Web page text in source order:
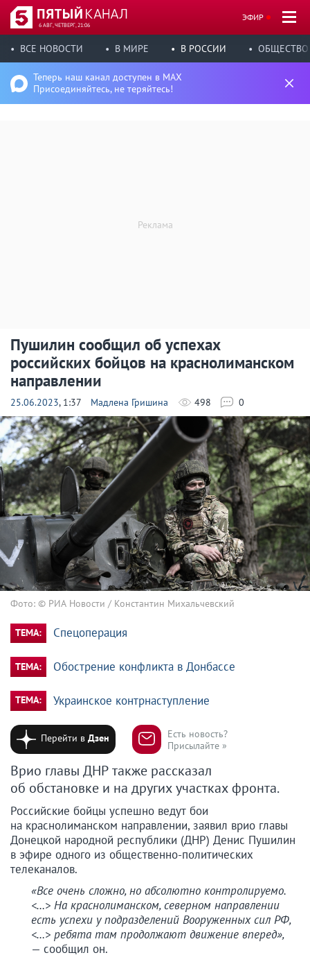
6 АВГ, ЧЕТВЕРГ, 21:06
ЭФИР
ВСЕ НОВОСТИ В МИРЕ В РОССИИ ОБЩЕСТВО
Теперь наш канал доступен в MAX
Присоединяйтесь, не теряйтесь!
Пушилин сообщил об успехах
российских бойцов на краснолиманском
направлении
25.06.2023, 1:37 Мадлена Гришина 498 0
Фото: © РИА Новости / Константин Михальчевский
ТЕМА: Спецоперация
ТЕМА: Обострение конфликта в Донбассе
ТЕМА: Украинское контрнаступление
Перейти вДзен
Есть новость?
Присылайте »
Врио главы ДНР также рассказал
об обстановке и на других участках фронта.
Российские бойцы успешно ведут бои
на краснолиманском направлении, заявил врио главы
Донецкой народной республики (ДНР) Денис Пушилин
в эфире одного из общественно-политических
телеканалов.
«Все очень сложно, но абсолютно контролируемо.
<…> На краснолиманском, северном направлении
есть успехи у подразделений Вооруженных сил РФ,
<…> ребята там продолжают движение вперед»,
— сообщил он.